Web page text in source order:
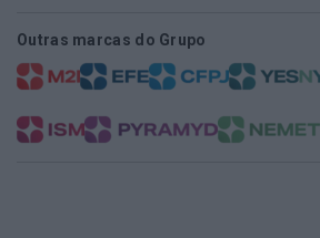
Outras marcas do Grupo